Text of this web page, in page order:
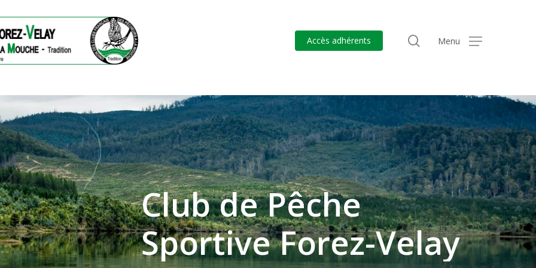
Accès adhérents search
Menu
ClubdePêche
SportiveForez-Velay